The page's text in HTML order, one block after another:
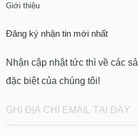
Giới thiệu
Đăng ký nhận tin mới nhất
Nhận cập nhật tức thì về các
đặc biệt của chúng tôi!